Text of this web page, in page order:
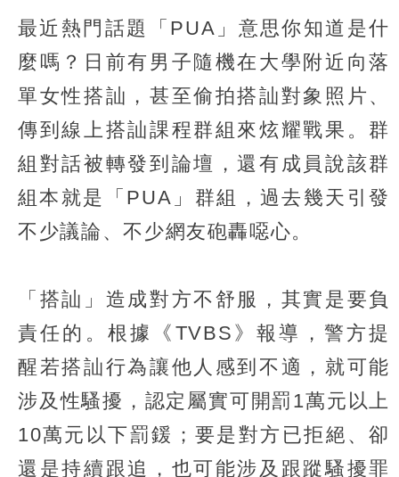
最近熱門話題「PUA」意思你知道是什
麼嗎？日前有男子隨機在大學附近向落
單女性搭訕，甚至偷拍搭訕對象照片、
傳到線上搭訕課程群組來炫耀戰果。群
組對話被轉發到論壇，還有成員說該群
組本就是「PUA」群組，過去幾天引發
不少議論、不少網友砲轟噁心。
「搭訕」造成對方不舒服，其實是要負
責任的。根據《TVBS》報導，警方提
醒若搭訕行為讓他人感到不適，就可能
涉及性騷擾，認定屬實可開罰1萬元以上
10萬元以下罰鍰；要是對方已拒絕、卻
還是持續跟追，也可能涉及跟蹤騷擾罪